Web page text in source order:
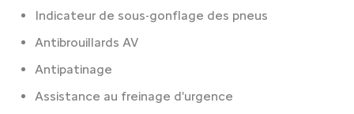
Indicateur de sous-gonflage des pneus
Antibrouillards AV
Antipatinage
Assistance au freinage d'urgence